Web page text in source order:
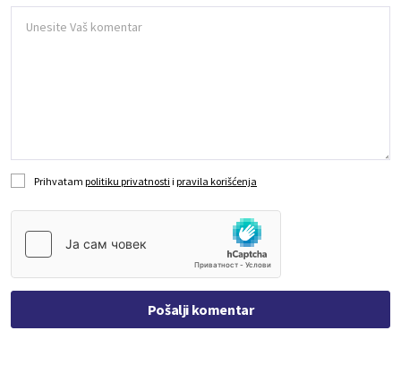
Prihvatam politiku privatnosti i pravila korišćenja
Pošalji komentar